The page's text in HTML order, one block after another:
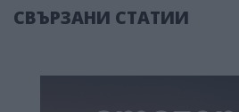
СВЪРЗАНИ СТАТИИ